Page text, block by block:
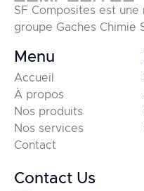
SF Composites est
groupe Gaches Chimie
Menu
Accueil
À propos
Nos produits
Nos services
Contact
Contact Us